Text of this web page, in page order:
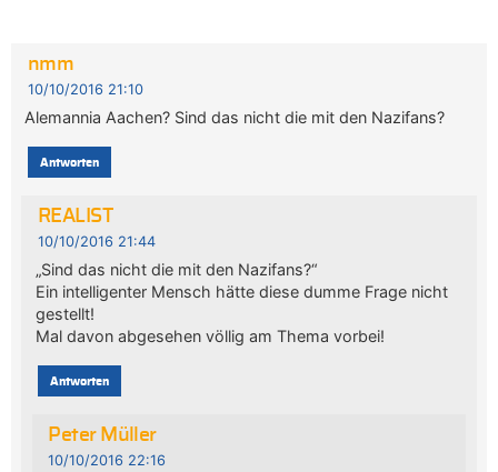
nmm
10/10/2016 21:10
Alemannia Aachen? Sind das nicht die mit den Nazifans?
Antworten
REALIST
10/10/2016 21:44
„Sind das nicht die mit den Nazifans?“
Ein intelligenter Mensch hätte diese dumme Frage nicht
gestellt!
Mal davon abgesehen völlig am Thema vorbei!
Antworten
Peter Müller
10/10/2016 22:16